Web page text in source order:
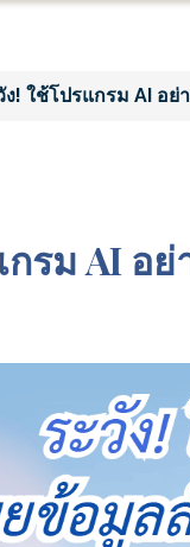
ง! ใช้โปรแกรม AI อย่
รม AI อ